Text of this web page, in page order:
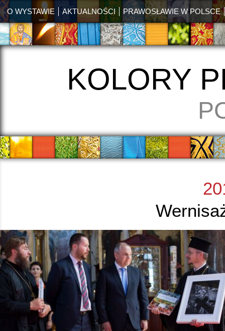
O WYSTAWIE AKTUALNOŚCI PRAWOSŁAWIE W POLSCE
KOLORY